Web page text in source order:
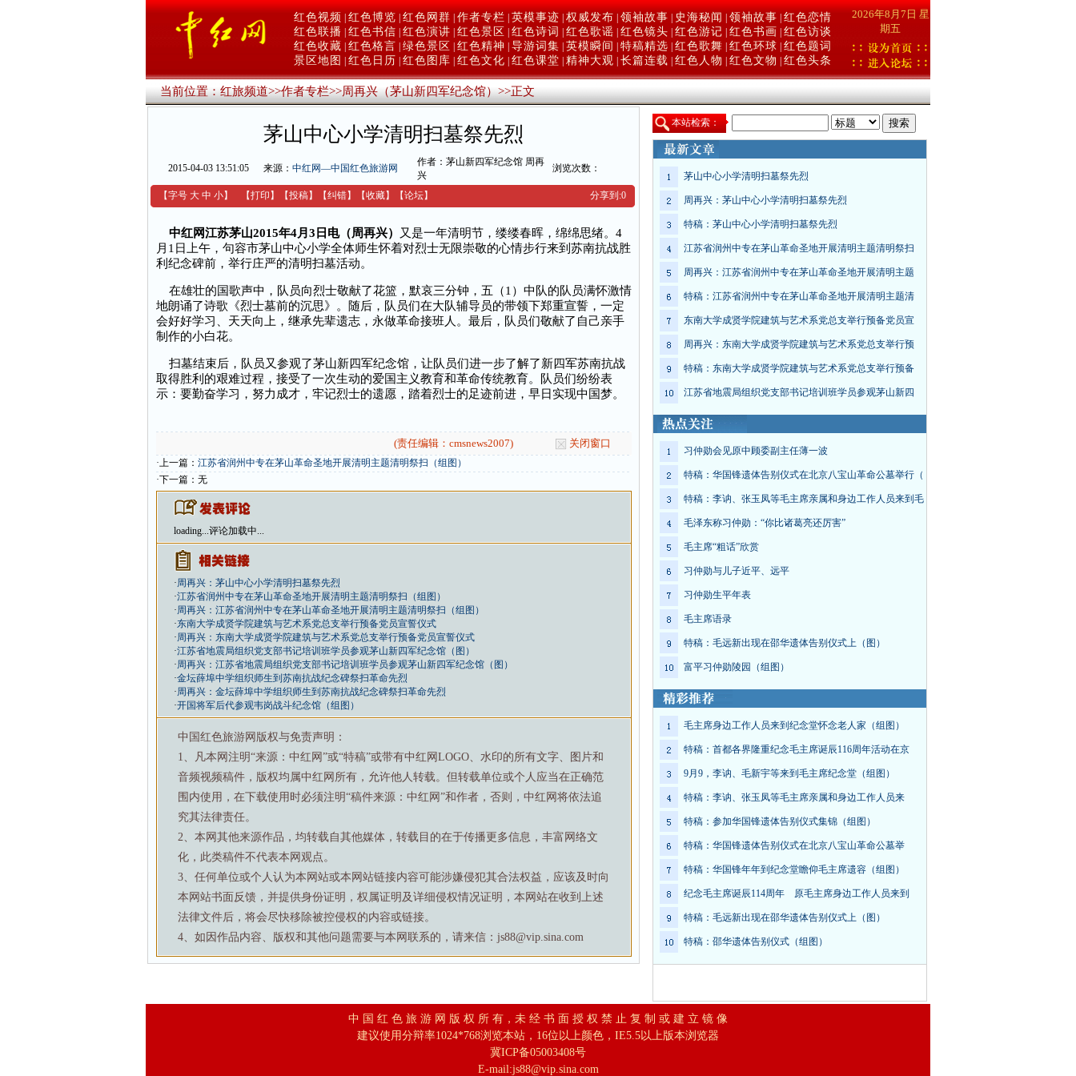
红色视频 红色博览 红色网群 作者专栏 英模事迹 权威发布 领袖故事 史海秘闻 领袖故事 红色恋情
红色联播 红色书信 红色演讲 红色景区 红色诗词 红色歌谣 红色镜头 红色游记 红色书画
红色访谈
红色收藏 红色格言 绿色景区 红色精神 导游词集 英模瞬间 特稿精选 红色歌舞 红色环球 红色题词
景区地图
红色日历 红色图库 红色文化 红色课堂 精神大观 长篇连载 红色人物 红色文物 红色头条
2026年8月7日 星
期五
当前位置：红旅频道>>作者专栏>>周再兴（茅山新四军纪念馆）>>正文
茅山中心小学清明扫墓祭先烈
2015-04-03 13:51:05 来源： 中红网—中国红色旅游网
作者：茅山新四军纪念馆 周再
兴
浏览次数：
【字号 大 中 小】 【打印 】 【投稿】 【纠错】 【收藏】 【论坛】 分享到:0
中红网江苏茅山2015年4月3日电（周再兴）
又是一年清明节，缕缕春晖，绵绵思绪。4
月1日上午，句容市茅山中心小学全体师生怀着对烈士无限崇敬的心情步行来到苏南抗战胜
利纪念碑前，举行庄严的清明扫墓活动。
在雄壮的国歌声中，队员向烈士敬献了花篮，默哀三分钟，五（1）中队的队员满怀激情
地朗诵了诗歌《烈士墓前的沉思》。随后，队员们在大队辅导员的带领下郑重宣誓，一定
会好好学习、天天向上，继承先辈遗志，永做革命接班人。最后，队员们敬献了自己亲手
制作的小白花。
扫墓结束后，队员又参观了茅山新四军纪念馆，让队员们进一步了解了新四军苏南抗战
取得胜利的艰难过程，接受了一次生动的爱国主义教育和革命传统教育。队员们纷纷表
示：要勤奋学习，努力成才，牢记烈士的遗愿，踏着烈士的足迹前进，早日实现中国梦。
(责任编辑：cmsnews2007) 关闭窗口
·上一篇： 江苏省润州中专在茅山革命圣地开展清明主题清明祭扫（组图）
·下一篇：无
loading...评论加载中...
·周再兴：茅山中心小学清明扫墓祭先烈
·江苏省润州中专在茅山革命圣地开展清明主题清明祭扫（组图）
·周再兴：江苏省润州中专在茅山革命圣地开展清明主题清明祭扫（组图）
·东南大学成贤学院建筑与艺术系党总支举行预备党员宣誓仪式
·周再兴：东南大学成贤学院建筑与艺术系党总支举行预备党员宣誓仪式
·江苏省地震局组织党支部书记培训班学员参观茅山新四军纪念馆（图）
·周再兴：江苏省地震局组织党支部书记培训班学员参观茅山新四军纪念馆（图）
·金坛薛埠中学组织师生到苏南抗战纪念碑祭扫革命先烈
·周再兴：金坛薛埠中学组织师生到苏南抗战纪念碑祭扫革命先烈
·开国将军后代参观韦岗战斗纪念馆（组图）
中国红色旅游网版权与免责声明：
1、凡本网注明“来源：中红网”或“特稿”或带有中红网LOGO、水印的所有文字、图片和
音频视频稿件，版权均属中红网所有，允许他人转载。但转载单位或个人应当在正确范
围内使用，在下载使用时必须注明“稿件来源：中红网”和作者，否则，中红网将依法追
究其法律责任。
2、本网其他来源作品，均转载自其他媒体，转载目的在于传播更多信息，丰富网络文
化，此类稿件不代表本网观点。
3、任何单位或个人认为本网站或本网站链接内容可能涉嫌侵犯其合法权益，应该及时向
本网站书面反馈，并提供身份证明，权属证明及详细侵权情况证明，本网站在收到上述
法律文件后，将会尽快移除被控侵权的内容或链接。
4、如因作品内容、版权和其他问题需要与本网联系的，请来信：js88@vip.sina.com
本站检索：
茅山中心小学清明扫墓祭先烈
周再兴：茅山中心小学清明扫墓祭先烈
特稿：茅山中心小学清明扫墓祭先烈
江苏省润州中专在茅山革命圣地开展清明主题清明祭扫
周再兴：江苏省润州中专在茅山革命圣地开展清明主题
特稿：江苏省润州中专在茅山革命圣地开展清明主题清
东南大学成贤学院建筑与艺术系党总支举行预备党员宣
周再兴：东南大学成贤学院建筑与艺术系党总支举行预
特稿：东南大学成贤学院建筑与艺术系党总支举行预备
江苏省地震局组织党支部书记培训班学员参观茅山新四
习仲勋会见原中顾委副主任薄一波
特稿：华国锋遗体告别仪式在北京八宝山革命公墓举行（
特稿：李讷、张玉凤等毛主席亲属和身边工作人员来到毛
毛泽东称习仲勋：“你比诸葛亮还厉害”
毛主席“粗话”欣赏
习仲勋与儿子近平、远平
习仲勋生平年表
毛主席语录
特稿：毛远新出现在邵华遗体告别仪式上（图）
富平习仲勋陵园（组图）
毛主席身边工作人员来到纪念堂怀念老人家（组图）
特稿：首都各界隆重纪念毛主席诞辰116周年活动在京
9月9，李讷、毛新宇等来到毛主席纪念堂（组图）
特稿：李讷、张玉凤等毛主席亲属和身边工作人员来
特稿：参加华国锋遗体告别仪式集锦（组图）
特稿：华国锋遗体告别仪式在北京八宝山革命公墓举
特稿：华国锋年年到纪念堂瞻仰毛主席遗容（组图）
纪念毛主席诞辰114周年 原毛主席身边工作人员来到
特稿：毛远新出现在邵华遗体告别仪式上（图）
特稿：邵华遗体告别仪式（组图）
中 国 红 色 旅 游 网 版 权 所 有，未 经 书 面 授 权 禁 止 复 制 或 建 立 镜 像
建议使用分辩率1024*768浏览本站，16位以上颜色，IE5.5以上版本浏览器
冀ICP备05003408号
E-mail:js88@vip.sina.com